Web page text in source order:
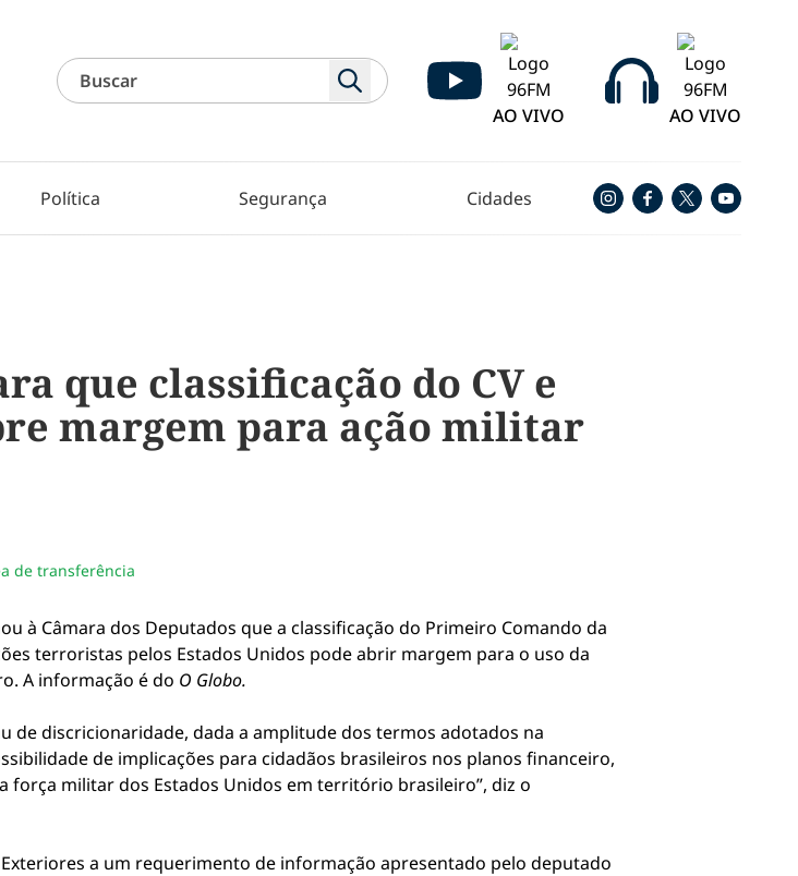
AO VIVO
AO VIVO
Política Segurança Cidades
que classificação do CV e
margem para ação militar
de transferência
à Câmara dos Deputados que a classificação do Primeiro Comando da
terroristas pelos Estados Unidos pode abrir margem para o uso da
A informação é do O Globo.
de discricionaridade, dada a amplitude dos termos adotados na
de implicações para cidadãos brasileiros nos planos financeiro,
força militar dos Estados Unidos em território brasileiro”, diz o
a um requerimento de informação apresentado pelo deputado